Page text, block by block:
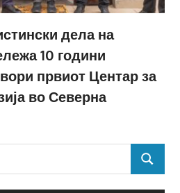
дела на
10 години
првиот Центар за
во Северна
SEARCH